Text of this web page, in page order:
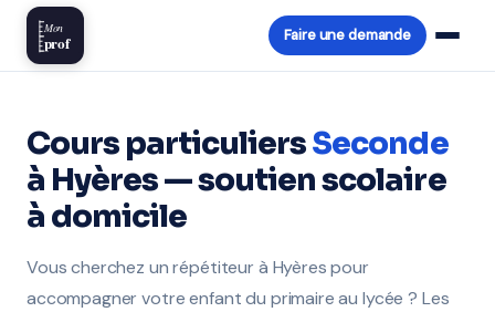
Mon
prof Faire une demande
Cours particuliersSeconde
à Hyères — soutien scolaire
à domicile
Vous cherchez un répétiteur à Hyères pour
accompagner votre enfant du primaire au lycée ? Les